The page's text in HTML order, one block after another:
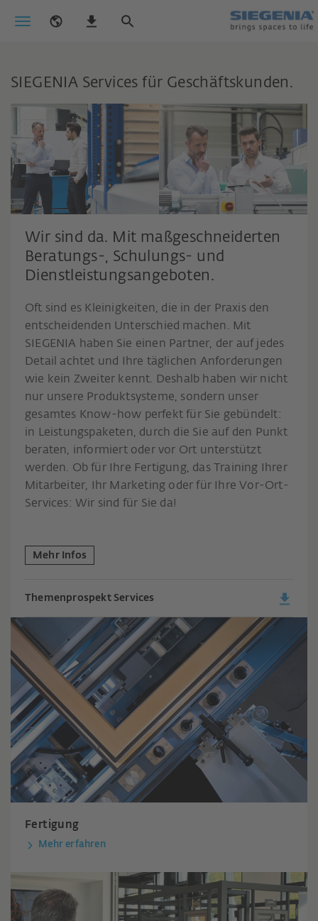
SIEGENIA Services für Geschäftskunden.
Wir sind da. Mit maßgeschneiderten
Beratungs-, Schulungs- und
Dienstleistungsangeboten.
Oft sind es Kleinigkeiten, die in der Praxis den
entscheidenden Unterschied machen. Mit
SIEGENIA haben Sie einen Partner, der auf jedes
Detail achtet und Ihre täglichen Anforderungen
wie kein Zweiter kennt. Deshalb haben wir nicht
nur unsere Produktsysteme, sondern unser
gesamtes Know-how perfekt für Sie gebündelt:
in Leistungspaketen, durch die Sie auf den Punkt
beraten, informiert oder vor Ort unterstützt
werden. Ob für Ihre Fertigung, das Training Ihrer
Mitarbeiter, Ihr Marketing oder für Ihre Vor-Ort-
Services: Wir sind für Sie da!
Mehr Infos
Themenprospekt Services
Fertigung
Mehr erfahren